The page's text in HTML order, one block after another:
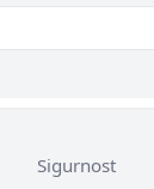
Sigurnost